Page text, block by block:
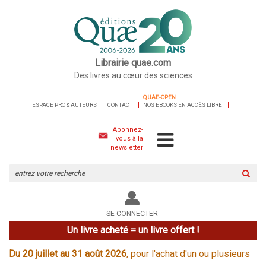
Librairie quae.com
Des livres au cœur des sciences
ESPACE PRO & AUTEURS CONTACT
QUAE-OPEN
NOS EBOOKS EN ACCÈS LIBRE
Abonnez-
vous à la
newsletter
le
site
SE CONNECTER
Un livre acheté = un livre offert !
Du 20 juillet au 31 août 2026, pour l'achat d'un ou plusieurs